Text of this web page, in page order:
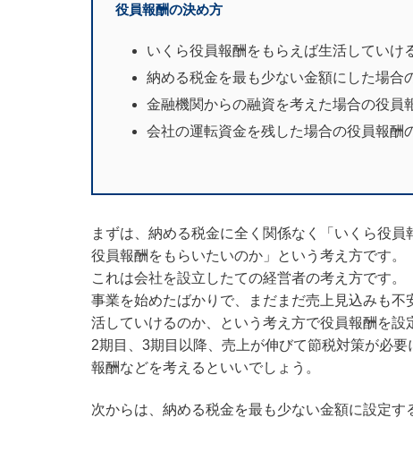
役員報酬の決め方
いくら役員報酬をもらえば生活していけ
納める税金を最も少ない金額にした場合
金融機関からの融資を考えた場合の役員
会社の運転資金を残した場合の役員報酬
まずは、納める税金に全く関係なく「いくら役
役員報酬をもらいたいのか」という考え方です。
これは会社を設立したての経営者の考え方です。
事業を始めたばかりで、まだまだ売上見込みも
活していけるのか、という考え方で役員報酬を設
2期目、3期目以降、売上が伸びて節税対策が必
報酬などを考えるといいでしょう。
次からは、納める税金を最も少ない金額に設定す